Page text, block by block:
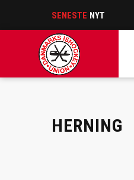
SENESTE NYT
HERNING